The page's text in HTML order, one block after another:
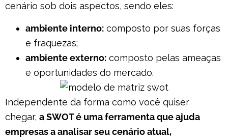
cenário sob dois aspectos, sendo eles:
ambiente interno: composto por suas forças
e fraquezas;
ambiente externo: composto pelas ameaças
e oportunidades do mercado.
Independente da forma como você quiser
chegar, a SWOT é uma ferramenta que ajuda
empresas a analisar seu cenário atual,